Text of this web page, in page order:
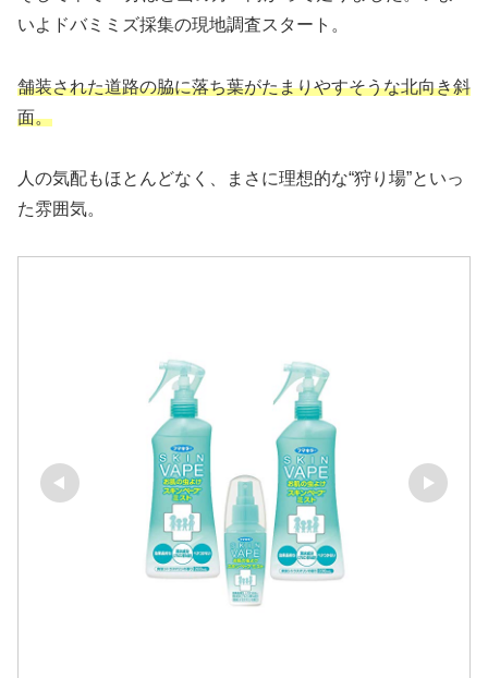
いよドバミミズ採集の現地調査スタート。
舗装された道路の脇に落ち葉がたまりやすそうな北向き斜
面。
人の気配もほとんどなく、まさに理想的な“狩り場”といっ
た雰囲気。